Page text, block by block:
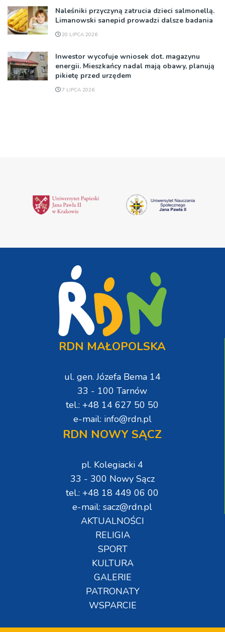
Naleśniki przyczyną zatrucia dzieci salmonellą.
Limanowski sanepid prowadzi dalsze badania
20 LIPCA 2026
Inwestor wycofuje wniosek dot. magazynu
energii. Mieszkańcy nadal mają obawy, planują
pikietę przed urzędem
7 LIPCA 2026
RDN MAŁOPOLSKA
ul. gen. Józefa Bema 14
33 - 100 Tarnów
tel.: +48 14 627 50 50
e-mail: info@rdn.pl
RDN NOWY SĄCZ
pl. Kolegiacki 4
33 - 300 Nowy Sącz
tel.: +48 18 449 06 00
e-mail: sacz@rdn.pl
AKTUALNOŚCI
RELIGIA
SPORT
KULTURA
GALERIE
PATRONATY
WSPARCIE